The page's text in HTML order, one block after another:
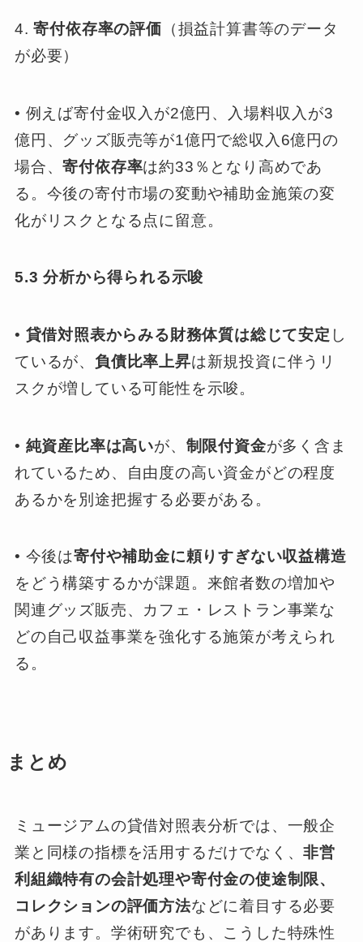
4.寄付依存率の評価 （損益計算書等のデータ
が必要）
• 例えば寄付金収入が2億円、入場料収入が3
億円、グッズ販売等が1億円で総収入6億円の
場合、寄付依存率は約33％となり高めであ
る。今後の寄付市場の変動や補助金施策の変
化がリスクとなる点に留意。
5.3 分析から得られる示唆
• 貸借対照表からみる財務体質は総じて安定 し
ているが、 負債比率上昇は新規投資に伴うリ
スクが増している可能性を示唆。
• 純資産比率は高いが、 制限付資金が多く含ま
れているため、自由度の高い資金がどの程度
あるかを別途把握する必要がある。
• 今後は寄付や補助金に頼りすぎない収益構造
をどう構築するかが課題。来館者数の増加や
関連グッズ販売、カフェ・レストラン事業な
どの自己収益事業を強化する施策が考えられ
る。
まとめ
ミュージアムの貸借対照表分析では、一般企
業と同様の指標を活用するだけでなく、非営
利組織特有の会計処理や寄付金の使途制限、
コレクションの評価方法などに着目する必要
があります。学術研究でも、こうした特殊性